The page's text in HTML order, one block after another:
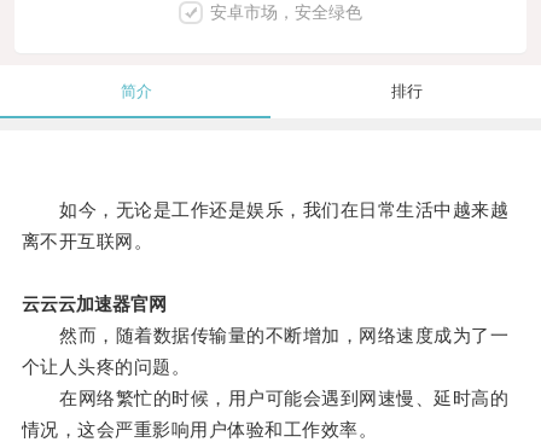
安卓市场，安全绿色
简介 排行
如今，无论是工作还是娱乐，我们在日常生活中越来越
离不开互联网。
云云云加速器官网
然而，随着数据传输量的不断增加，网络速度成为了一
个让人头疼的问题。
在网络繁忙的时候，用户可能会遇到网速慢、延时高的
情况，这会严重影响用户体验和工作效率。